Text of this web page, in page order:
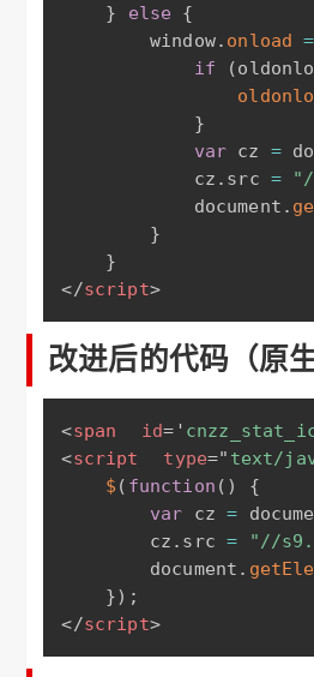
}
else
{
        window
. onload =
if
(
}
var cz =
            cz
. src =
            document
.
}
}
</script>
改进后的代码（原
<span id= '
<script type=" text/
$ ( function ( )
{
var cz =
        cz
. src =
"//
        document
.
}) ;
</script>